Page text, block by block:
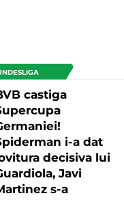
castiga
i-a dat
decisiva lui
Javi
s-a